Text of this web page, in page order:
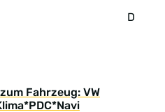
D
Fahrzeug: VW